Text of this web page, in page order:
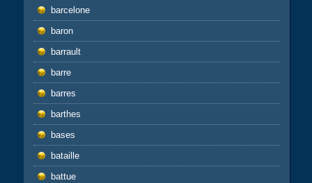
barcelone
baron
barrault
barre
barres
barthes
bases
bataille
battue